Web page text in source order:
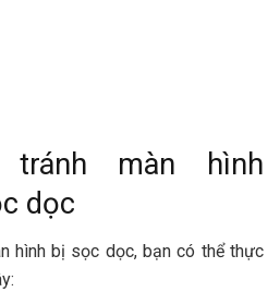
tránh màn hình
dọc
hình bị sọc dọc, bạn có thể thực